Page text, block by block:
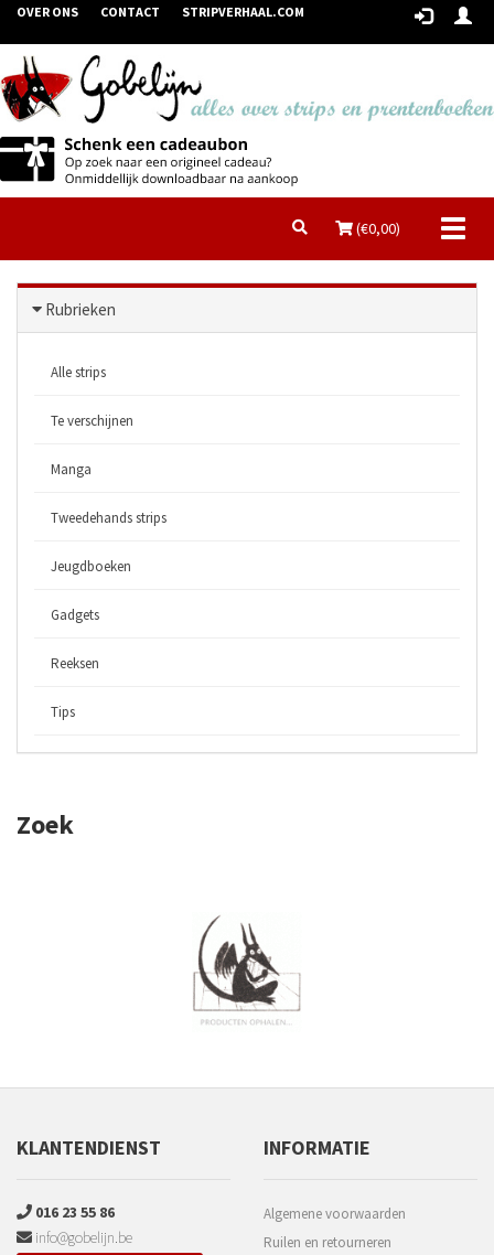
OVER ONS CONTACT STRIPVERHAAL.COM
(€0,00)
Rubrieken
Alle strips
Te verschijnen
Manga
Tweedehands strips
Jeugdboeken
Gadgets
Reeksen
Tips
Zoek
KLANTENDIENST
016 23 55 86
info@gobelijn.be
INFORMATIE
Algemene voorwaarden
Ruilen en retourneren